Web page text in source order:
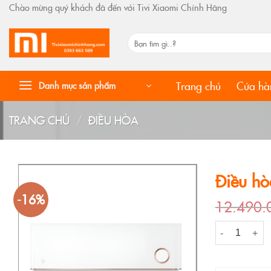
Skip
content
Chào mừng quý khách đã đến với Tivi Xiaomi Chính Hãng
Tìm
kiếm:
Danh mục sản phẩm Trang chủ Cửa
TRANG CHỦ / ĐIỀU HÒA
-16%
Điều
Điều hòa